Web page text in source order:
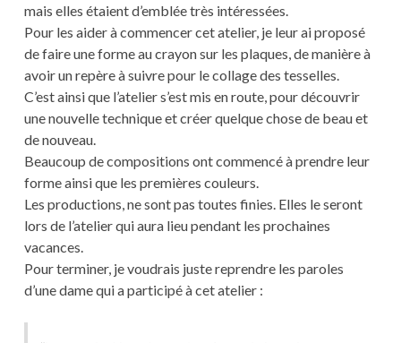
mais elles étaient d’emblée très intéressées.
Pour les aider à commencer cet atelier, je leur ai proposé
de faire une forme au crayon sur les plaques, de manière à
avoir un repère à suivre pour le collage des tesselles.
C’est ainsi que l’atelier s’est mis en route, pour découvrir
une nouvelle technique et créer quelque chose de beau et
de nouveau.
Beaucoup de compositions ont commencé à prendre leur
forme ainsi que les premières couleurs.
Les productions, ne sont pas toutes finies. Elles le seront
lors de l’atelier qui aura lieu pendant les prochaines
vacances.
Pour terminer, je voudrais juste reprendre les paroles
d’une dame qui a participé à cet atelier :